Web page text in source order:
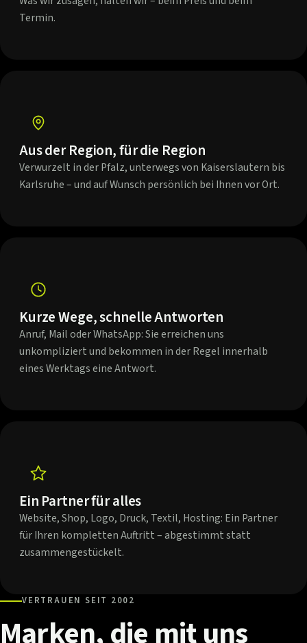
Termin.
Aus der Region, für die Region
Verwurzelt in der Pfalz, unterwegs von Kaiserslautern bis
Karlsruhe – und auf Wunsch persönlich bei Ihnen vor Ort.
Kurze Wege, schnelle Antworten
Anruf, Mail oder WhatsApp: Sie erreichen uns
unkompliziert und bekommen in der Regel innerhalb
eines Werktags eine Antwort.
Ein Partner für alles
Website, Shop, Logo, Druck, Textil, Hosting: Ein Partner
für Ihren kompletten Auftritt – abgestimmt statt
zusammengestückelt.
VERTRAUEN SEIT 2002
Marken,die mituns